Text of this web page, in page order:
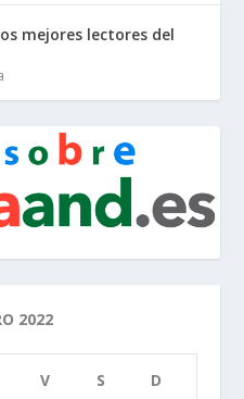
mejores lectores del
2022
V S D